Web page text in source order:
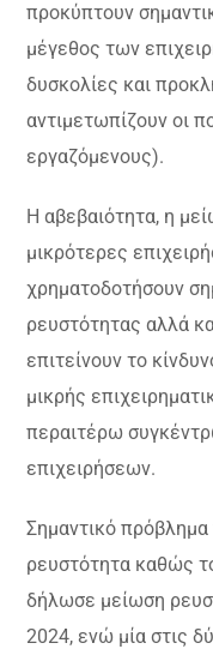
προκύπτουν
μέγεθος των
δυσκολίες και
αντιμετωπίζουν οι
εργαζόμενους).
Η αβεβαιότητα, η
μικρότερες
χρηματοδοτήσουν
ρευστότητας αλλά
επιτείνουν το
μικρής
περαιτέρω
επιχειρήσεων.
Σημαντικό πρόβλημα
ρευστότητα καθώς
δήλωσε μείωση
2024, ενώ μία στις